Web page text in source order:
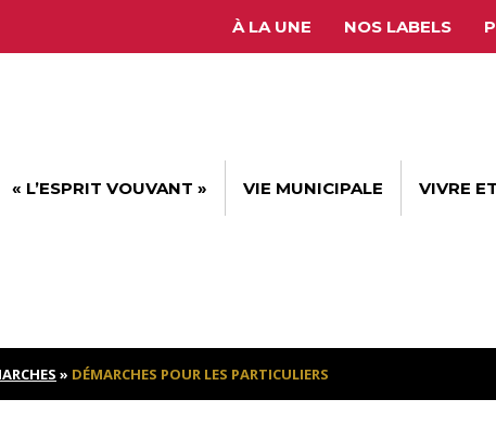
À LA UNE NOS LABELS
« L’ESPRIT VOUVANT » VIE MUNICIPALE VIVRE
» DÉMARCHES POUR LES PARTICULIERS